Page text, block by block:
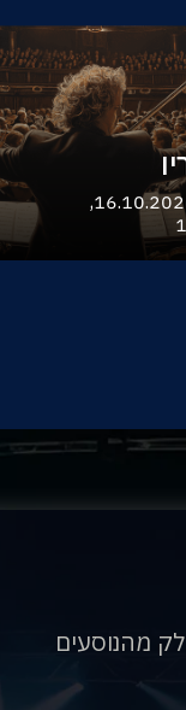
בודפשט - 16.10.2026,
מהנוסעים